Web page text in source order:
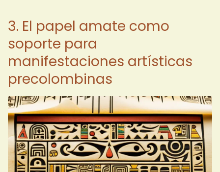
3. El papel amate como
soporte para
manifestaciones artísticas
precolombinas